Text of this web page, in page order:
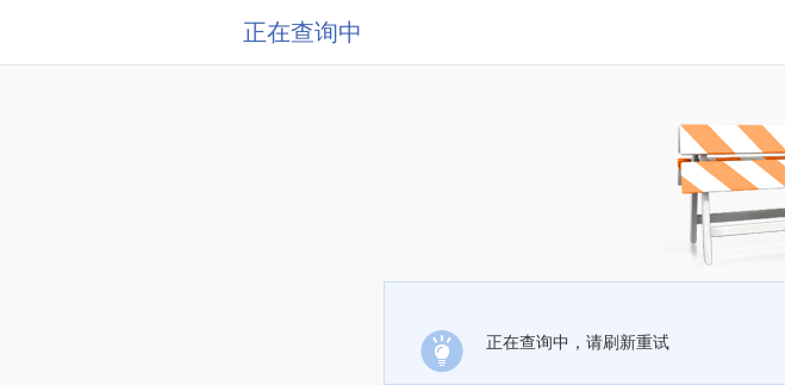
正在查询中
正在查询中，请刷新重试